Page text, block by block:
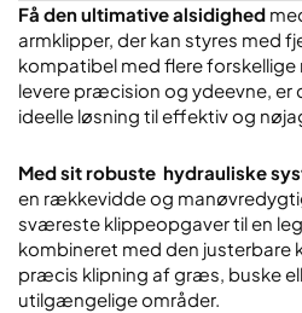
Få den ultimative alsidighed
armklipper, der kan styres med
kompatibel med flere forskellige
levere præcision og ydeevne, er
ideelle løsning til effektiv og
Med sit robuste hydrauliske
en rækkevidde og
sværeste klippeopgaver til en
kombineret med den justerbare
præcis klipning af græs, buske
utilgængelige områder.